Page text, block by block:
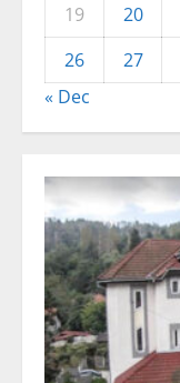
19
20
26
27
« Dec